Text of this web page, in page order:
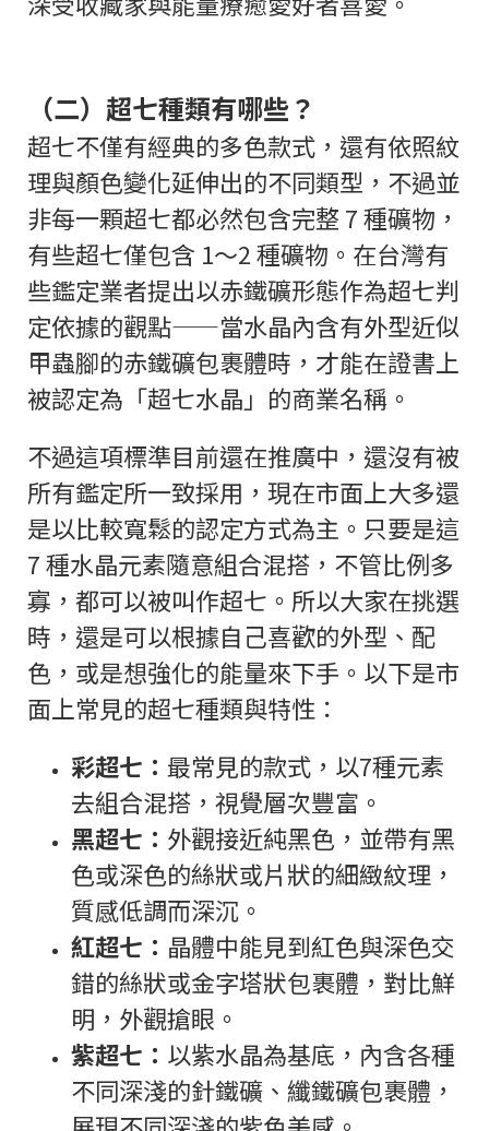
（二）超七種類有哪些？
超七不僅有經典的多色款式，還有依照紋
理與顏色變化延伸出的不同類型，不過並
非每一顆超七都必然包含完整 7 種礦物，
有些超七僅包含 1～2 種礦物。在台灣有
些鑑定業者提出以赤鐵礦形態作為超七判
定依據的觀點——當水晶內含有外型近似
甲蟲腳的赤鐵礦包裹體時，才能在證書上
被認定為「超七水晶」的商業名稱。
不過這項標準目前還在推廣中，還沒有被
所有鑑定所一致採用，現在市面上大多還
是以比較寬鬆的認定方式為主。只要是這
7 種水晶元素隨意組合混搭，不管比例多
寡，都可以被叫作超七。所以大家在挑選
時，還是可以根據自己喜歡的外型、配
色，或是想強化的能量來下手。以下是市
面上常見的超七種類與特性：
彩超七： 最常見的款式，以7種元素
去組合混搭，視覺層次豐富。
黑超七： 外觀接近純黑色，並帶有黑
色或深色的絲狀或片狀的細緻紋理，
質感低調而深沉。
紅超七： 晶體中能見到紅色與深色交
錯的絲狀或金字塔狀包裹體，對比鮮
明，外觀搶眼。
紫超七： 以紫水晶為基底，內含各種
不同深淺的針鐵礦、纖鐵礦包裹體，